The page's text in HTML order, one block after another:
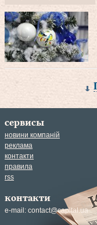
сервисы
новини компаній
реклама
контакти
правила
rss
контакти
e-mail: contact@capital.ua